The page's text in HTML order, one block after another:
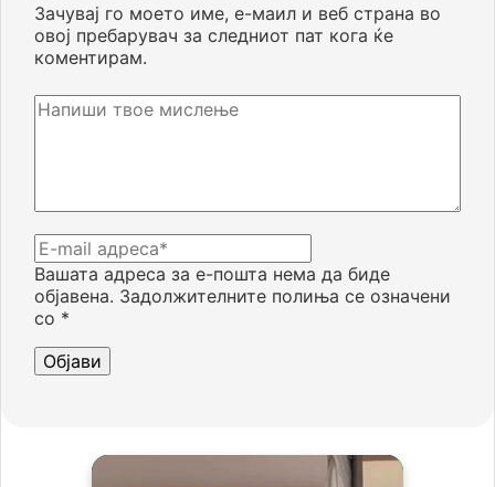
Вашата адреса за е-пошта нема да биде
објавена. Задолжителните полиња се означени
со *
Зачувај го моето име, е-маил и веб страна во
овој пребарувач за следниот пат кога ќе
коментирам.